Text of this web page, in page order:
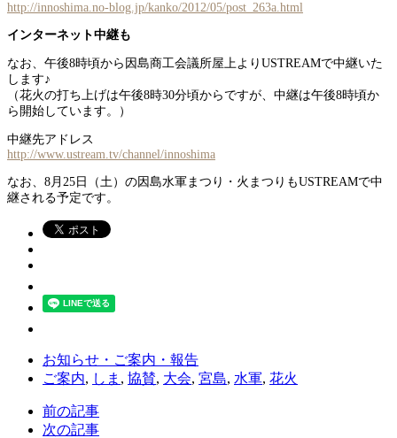
http://innoshima.no-blog.jp/kanko/2012/05/post_263a.html
インターネット中継も
なお、午後8時頃から因島商工会議所屋上よりUSTREAMで中継いた
します♪
（花火の打ち上げは午後8時30分頃からですが、中継は午後8時頃か
ら開始しています。）
中継先アドレス
http://www.ustream.tv/channel/innoshima
なお、8月25日（土）の因島水軍まつり・火まつりもUSTREAMで中
継される予定です。
お知らせ・ご案内・報告
ご案内, しま , 協賛, 大会, 宮島, 水軍, 花火
前の記事
次の記事